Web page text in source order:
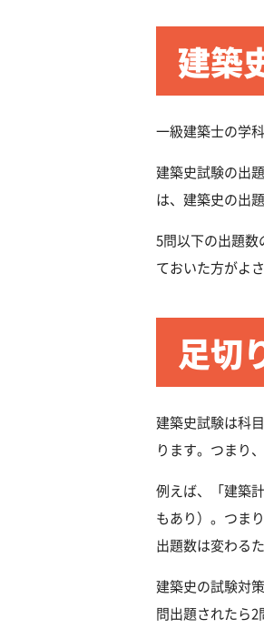
建築
一級建築士の学
建築史試験の出
は、建築史の出
5問以下の出題
ておいた方がよ
足切
建築史試験は科
ります。つまり
例えば、「建築
もあり）。つま
出題数は変わる
建築史の試験対
問出題されたら